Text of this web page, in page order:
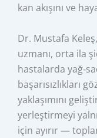
kan akışını ve
Dr. Mustafa
uzmanı, orta ila
hastalarda
başarısızlıkları
yaklaşımını
yerleştirmeyi
için ayırır —